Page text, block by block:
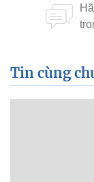
Tin cùng